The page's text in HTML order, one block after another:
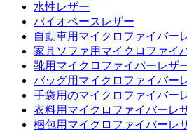
水性レザー
バイオベースレザー
自動車用マイクロファイバー
家具ソファ用マイクロファイ
靴用マイクロファイバーレザ
バッグ用マイクロファイバー
手袋用のマイクロファイバー
衣料用マイクロファイバーレ
梱包用マイクロファイバーレ